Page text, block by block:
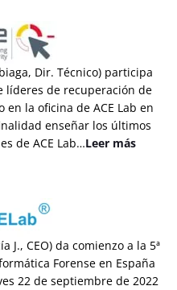
Dir. Técnico) participa
líderes de recuperación de
en la oficina de ACE Lab en
enseñar los últimos
de ACE Lab…Leer más
J., CEO) da comienzo a la 5ª
Forense en España
22 de septiembre de 2022